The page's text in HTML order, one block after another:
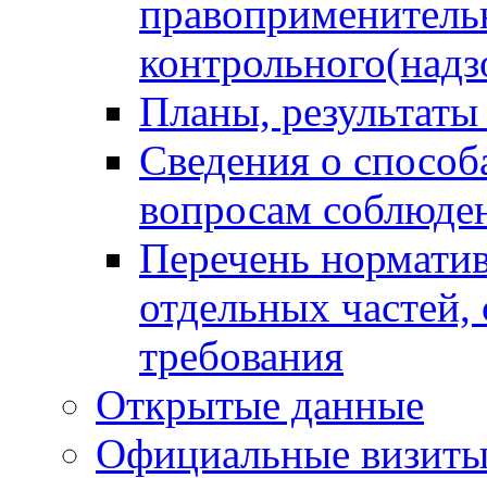
Планы,
Сведения о
вопросам
Перечень
отдельных
требования
Открытые данные
Официальные